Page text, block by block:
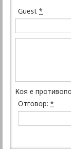
Guest *
Коя е
Отговор: *